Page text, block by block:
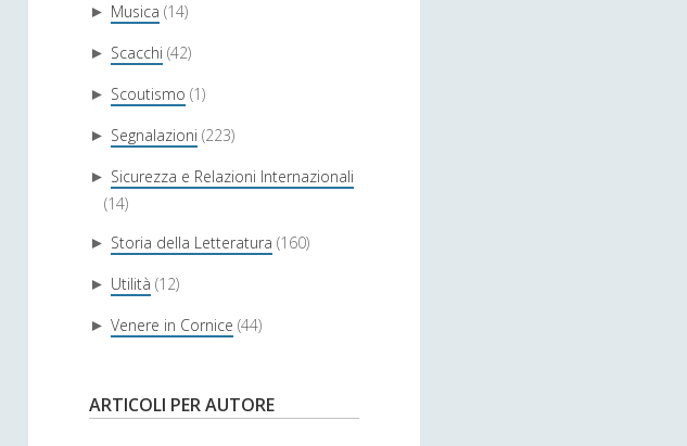
► Musica (14)
► Scacchi (42)
► Scoutismo (1)
► Segnalazioni (223)
► Sicurezza e Relazioni Internazionali
(14)
► Storia della Letteratura (160)
► Utilità (12)
► Venere in Cornice (44)
ARTICOLI PER AUTORE